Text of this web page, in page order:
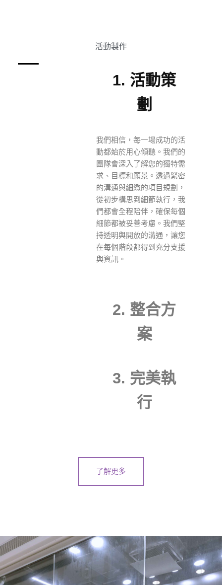
活動製作
1. 活動策
劃
2. 整合方
案
3. 完美執
行
我們相信，每一場成功的活
動都始於用心傾聽。我們的
團隊會深入了解您的獨特需
求、目標和願景。透過緊密
的溝通與細緻的項目規劃，
從初步構思到細節執行，我
們都會全程陪伴，確保每個
細節都被妥善考慮。我們堅
持透明與開放的溝通，讓您
在每個階段都得到充分支援
與資訊。
了解更多